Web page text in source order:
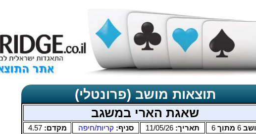
תוצאות מושב (פרונטלי)
שאגת הארי במשגב
6 מתוך6 תאריך: 11/05/26 סניף: קריות/חיפה מקדם:4.57